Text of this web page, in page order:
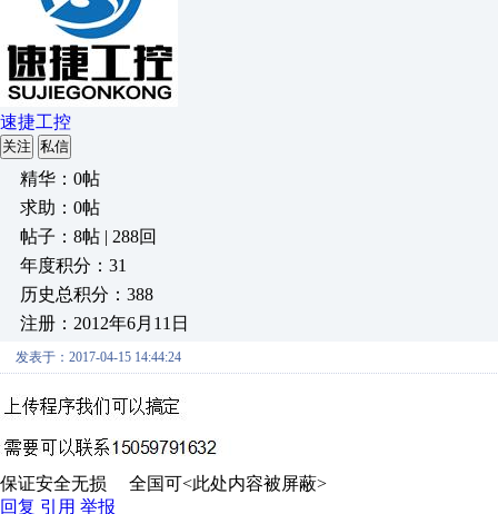
速捷工控
关注 私信
精华：0帖
求助：0帖
帖子：8帖 | 288回
年度积分：31
历史总积分：388
注册：2012年6月11日
发表于：2017-04-15 14:44:24
保证安全无损 全国可<此处内容被屏蔽>
回复 引用 举报